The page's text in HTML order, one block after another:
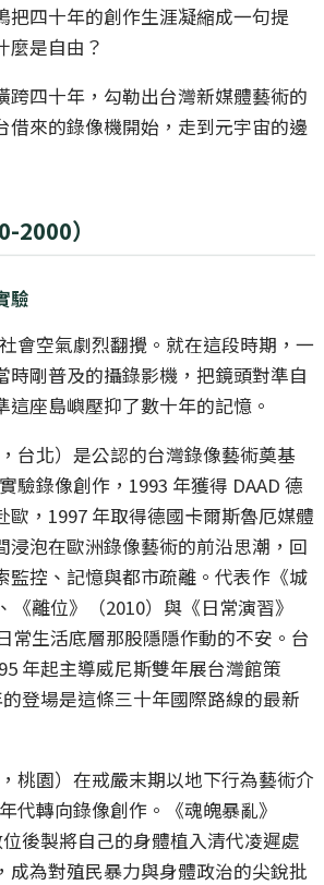
把四十年的創作生涯凝縮成一句提
麼是自由？
跨四十年，勾勒出台灣新媒體藝術的
來的錄像機開始，走到元宇宙的邊
2000）
驗
會空氣劇烈翻攪。就在這段時期，一
時剛普及的攝錄影機，把鏡頭對準自
這座島嶼壓抑了數十年的記憶。
，台北）是公認的台灣錄像藝術奠基
驗錄像創作，1993 年獲得 DAAD 德
歐，1997 年取得德國卡爾斯魯厄媒體
浸泡在歐洲錄像藝術的前沿思潮，回
監控、記憶與都市疏離。代表作《城
《離位》（2010）與《日常演習》
常生活底層那股隱隱作動的不安。台
年起主導威尼斯雙年展台灣館策
登場是這條三十年國際路線的最新
，桃園）在戒嚴末期以地下行為藝術介
代轉向錄像創作。《魂魄暴亂》
位後製將自己的身體植入清代凌遲處
成為對殖民暴力與身體政治的尖銳批